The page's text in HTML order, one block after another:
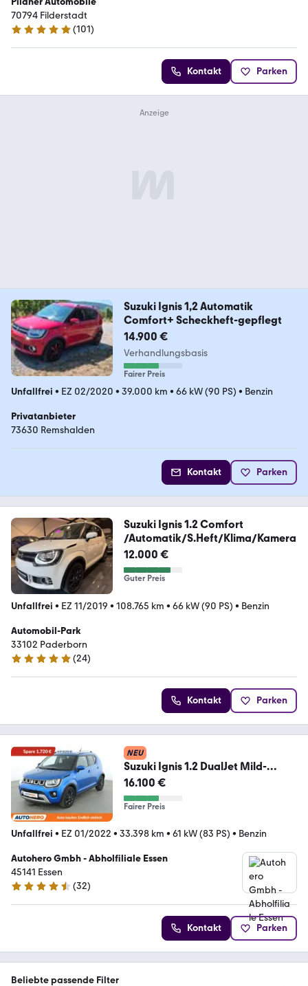
70794 Filderstadt
4.9 Sterne
(101)
Kontakt Parken
Suzuki Ignis 1,2 Automatik
Comfort+ Scheckheft-gepflegt
14.900 €
Verhandlungsbasis
Fairer Preis
Unfallfrei • EZ 02/2020 • 39.000 km • 66 kW (90 PS) • Benzin
Privatanbieter
73630 Remshalden
Kontakt Parken
Suzuki Ignis 1.2 Comfort
/Automatik/S.Heft/Klima/Kamera
12.000 €
Guter Preis
Unfallfrei • EZ 11/2019 • 108.765 km • 66 kW (90 PS) • Benzin
Automobil-Park
33102 Paderborn
4.8 Sterne
(24)
Kontakt Parken
NEU
Suzuki Ignis 1.2 DualJet Mild-
Hybrid Comfort Aut.*CAM*
16.100 €
Fairer Preis
Unfallfrei • EZ 01/2022 • 33.398 km • 61 kW (83 PS) • Benzin
Autohero Gmbh - Abholfiliale Essen
45141 Essen
4.7 Sterne
(32)
Kontakt Parken
Beliebte passende Filter